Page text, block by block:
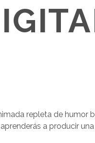
repleta de humor
a producir